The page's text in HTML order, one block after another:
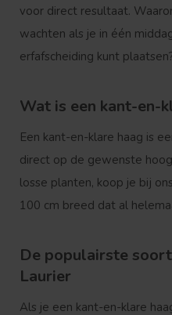
voor direct resultaat.
wachten als je in één
erfafscheiding kunt
Wat is een kant-en-
Een kant-en-klare haag is
direct op de gewenste
losse planten, koop je bij
100 cm breed dat al
De populairste
Laurier
Als je een kant-en-klare